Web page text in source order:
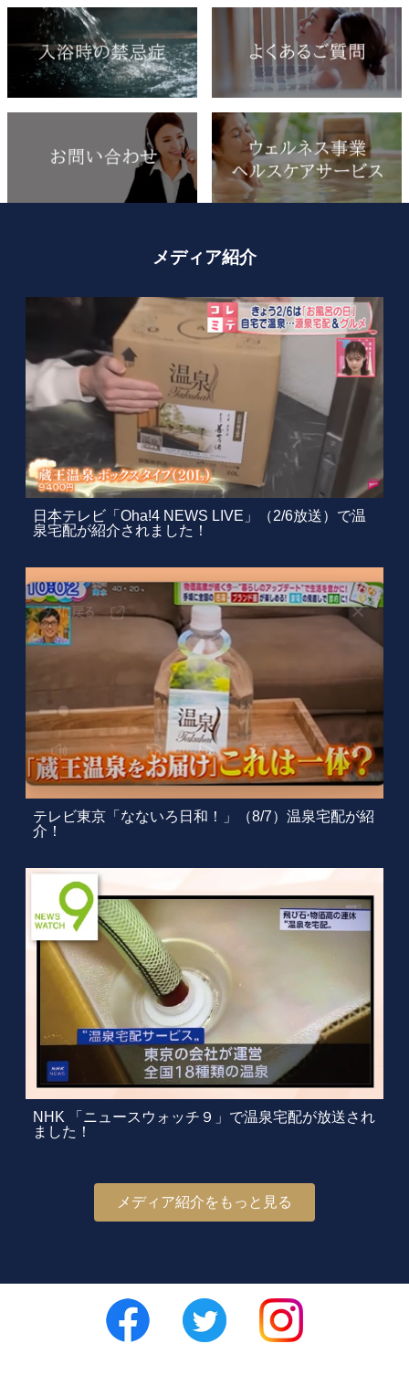
メディア紹介
日本テレビ「Oha!4 NEWS LIVE」（2/6放送）で温
泉宅配が紹介されました！
テレビ東京「なないろ日和！」（8/7）温泉宅配が紹
介！
NHK 「ニュースウォッチ９」で温泉宅配が放送され
ました！
メディア紹介をもっと見る